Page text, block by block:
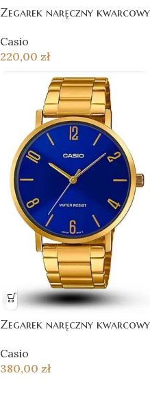
Zegarek naręczny kwarcowy
Casio
220,00 zł
Zegarek naręczny kwarcowy
Casio
380,00 zł